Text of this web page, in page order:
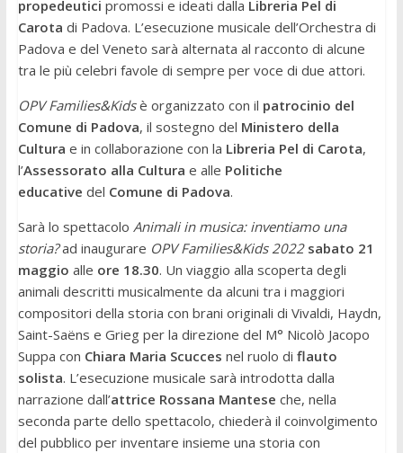
propedeutici promossi e ideati dalla Libreria Pel di
Carota di Padova. L’esecuzione musicale dell’Orchestra di
Padova e del Veneto sarà alternata al racconto di alcune
tra le più celebri favole di sempre per voce di due attori.
OPV Families&Kidsè organizzato con il patrocinio del
Comune di Padova, il sostegno del Ministero della
Cultura e in collaborazione con la Libreria Pel di Carota,
l’Assessorato alla Cultura e alle Politiche
educative del Comune di Padova.
Sarà lo spettacolo Animali in musica: inventiamo una
storia?ad inaugurare OPV Families&Kids 2022 sabato 21
maggio alle ore 18.30. Un viaggio alla scoperta degli
animali descritti musicalmente da alcuni tra i maggiori
compositori della storia con brani originali di Vivaldi, Haydn,
Saint-Saëns e Grieg per la direzione del M° Nicolò Jacopo
Suppa con Chiara Maria Scucces nel ruolo di flauto
solista. L’esecuzione musicale sarà introdotta dalla
narrazione dall’attrice Rossana Mantese che, nella
seconda parte dello spettacolo, chiederà il coinvolgimento
del pubblico per inventare insieme una storia con